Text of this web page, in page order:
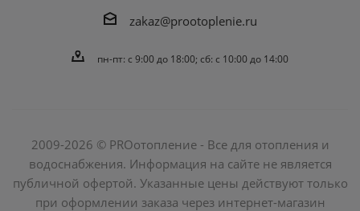
zakaz@prootoplenie.ru
пн-пт: c 9:00 до 18:00; сб: с 10:00 до 14:00
2009-2026 © PROотопление - Все для отопления и
водоснабжения. Информация на сайте не является
публичной офертой. Указанные цены действуют только
при оформлении заказа через интернет-магазин